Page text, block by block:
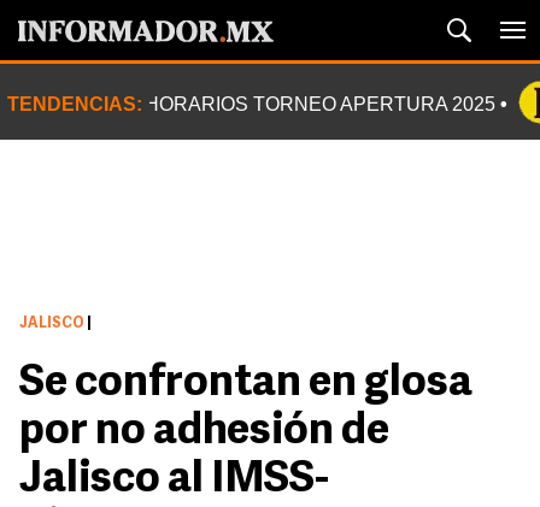
TENDENCIAS: HORARIOS TORNEO APERTURA 2025
JALISCO
Se confrontan en glosa
por no adhesión de
Jalisco al IMSS-